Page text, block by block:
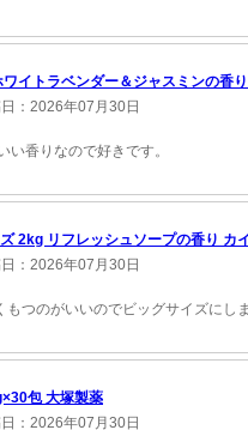
イトラベンダー＆ジャスミンの香
：2026年07月30日
い香りなので好きです。
2kg リフレッシュソープの香り カ
：2026年07月30日
もつのがいいのでビッグサイズにし
包 大塚製薬
：2026年07月30日